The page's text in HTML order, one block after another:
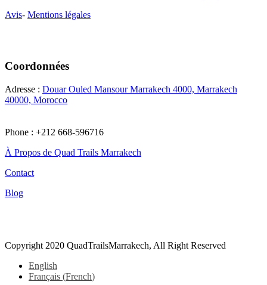
Avis- Mentions légales
Coordonnées
Adresse : Douar Ouled Mansour Marrakech 4000, Marrakech
40000, Morocco
Phone : +212 668-596716
À Propos de Quad Trails Marrakech
Contact
Blog
Copyright 2020 QuadTrailsMarrakech, All Right Reserved
English
Français (French)